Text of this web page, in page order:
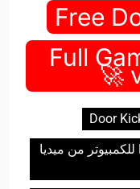
Free
🚀 Full
Door
Door Kickers 2: Task Force North للكمبيوتر من ميديا